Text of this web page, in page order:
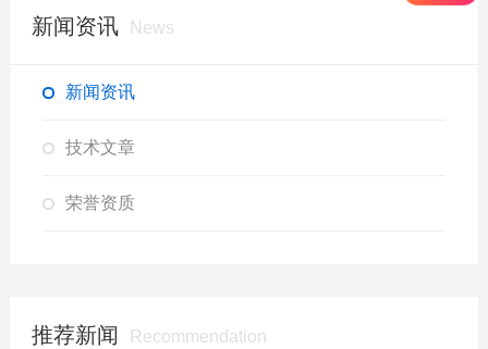
新闻资讯 News
新闻资讯
技术文章
荣誉资质
推荐新闻 Recommendation